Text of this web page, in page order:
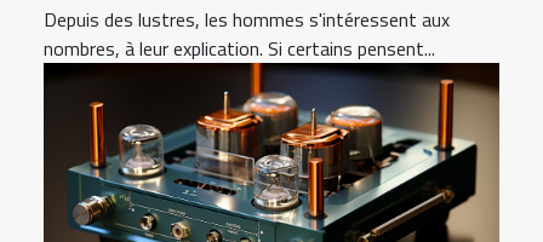
Depuis des lustres, les hommes s'intéressent aux
nombres, à leur explication. Si certains pensent...